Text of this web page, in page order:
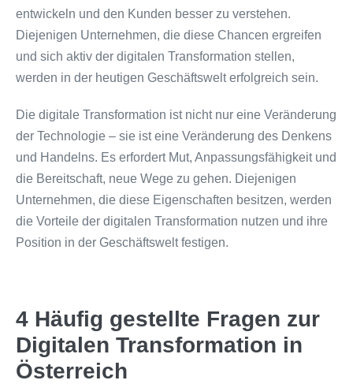
entwickeln und den Kunden besser zu verstehen.
Diejenigen Unternehmen, die diese Chancen ergreifen
und sich aktiv der digitalen Transformation stellen,
werden in der heutigen Geschäftswelt erfolgreich sein.
Die digitale Transformation ist nicht nur eine Veränderung
der Technologie – sie ist eine Veränderung des Denkens
und Handelns. Es erfordert Mut, Anpassungsfähigkeit und
die Bereitschaft, neue Wege zu gehen. Diejenigen
Unternehmen, die diese Eigenschaften besitzen, werden
die Vorteile der digitalen Transformation nutzen und ihre
Position in der Geschäftswelt festigen.
4 Häufig gestellte Fragen zur
Digitalen Transformation in
Österreich